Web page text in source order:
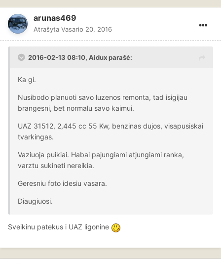
arunas469
Atrašyta Vasario 20, 2016
2016-02-13 08:10, Aidux parašė:
Ka gi.
Nusibodo planuoti savo luzenos remonta, tad isigijau
brangesni, bet normalu savo kaimui.
UAZ 31512, 2,445 cc 55 Kw, benzinas dujos, visapusiskai
tvarkingas.
Vaziuoja puikiai. Habai pajungiami atjungiami ranka,
varztu sukineti nereikia.
Geresniu foto idesiu vasara.
Diaugiuosi.
Sveikinu patekus i UAZ ligonine